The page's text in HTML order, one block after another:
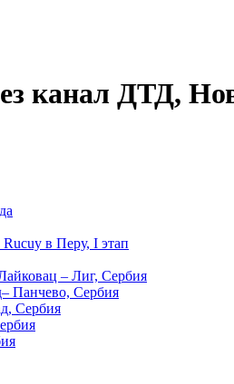
канал ДТД,
в Перу, I этап
– Лиг, Сербия
Панчево, Сербия
Сербия